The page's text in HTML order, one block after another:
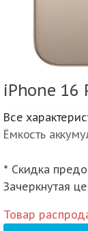
iPhone 16
Все
Ёмкость
* Скидка
Зачеркнутая
Товар